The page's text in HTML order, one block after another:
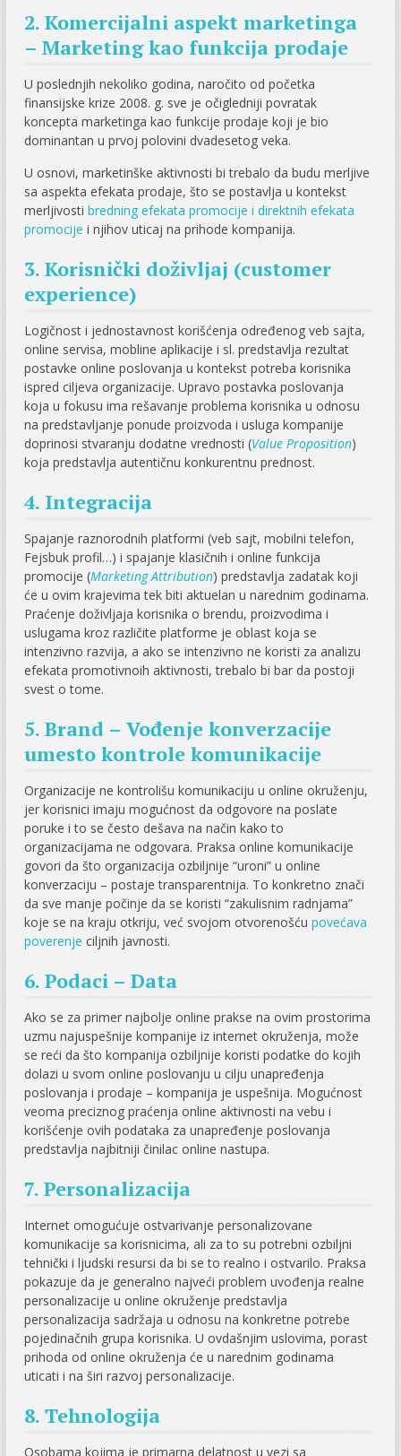
2. Komercijalni aspekt marketinga
– Marketing kao funkcija prodaje
U poslednjih nekoliko godina, naročito od početka
finansijske krize 2008. g. sve je očigledniji povratak
koncepta marketinga kao funkcije prodaje koji je bio
dominantan u prvoj polovini dvadesetog veka.
U osnovi, marketinške aktivnosti bi trebalo da budu merljive
sa aspekta efekata prodaje, što se postavlja u kontekst
merljivostibredning efekata promocije i direktnih efekata
promocije i njihov uticaj na prihode kompanija.
3. Korisnički doživljaj (customer
experience)
Logičnost i jednostavnost korišćenja određenog veb sajta,
online servisa, mobline aplikacije i sl. predstavlja rezultat
postavke online poslovanja u kontekst potreba korisnika
ispred ciljeva organizacije. Upravo postavka poslovanja
koja u fokusu ima rešavanje problema korisnika u odnosu
na predstavljanje ponude proizvoda i usluga kompanije
doprinosi stvaranju dodatne vrednosti (Value Proposition)
koja predstavlja autentičnu konkurentnu prednost.
4. Integracija
Spajanje raznorodnih platformi (veb sajt, mobilni telefon,
Fejsbuk profil…) i spajanje klasičnih i online funkcija
promocije (Marketing Attribution) predstavlja zadatak koji
će u ovim krajevima tek biti aktuelan u narednim godinama.
Praćenje doživljaja korisnika o brendu, proizvodima i
uslugama kroz različite platforme je oblast koja se
intenzivno razvija, a ako se intenzivno ne koristi za analizu
efekata promotivnoih aktivnosti, trebalo bi bar da postoji
svest o tome.
5. Brand – Vođenje konverzacije
umesto kontrole komunikacije
Organizacije ne kontrolišu komunikaciju u online okruženju,
jer korisnici imaju mogućnost da odgovore na poslate
poruke i to se često dešava na način kako to
organizacijama ne odgovara. Praksa online komunikacije
govori da što organizacija ozbiljnije “uroni” u online
konverzaciju – postaje transparentnija. To konkretno znači
da sve manje počinje da se koristi “zakulisnim radnjama”
koje se na kraju otkriju, već svojom otvorenošćupovećava
poverenje ciljnih javnosti.
6. Podaci – Data
Ako se za primer najbolje online prakse na ovim prostorima
uzmu najuspešnije kompanije iz internet okruženja, može
se reći da što kompanija ozbiljnije koristi podatke do kojih
dolazi u svom online poslovanju u cilju unapređenja
poslovanja i prodaje – kompanija je uspešnija. Mogućnost
veoma preciznog praćenja online aktivnosti na vebu i
korišćenje ovih podataka za unapređenje poslovanja
predstavlja najbitniji činilac online nastupa.
7. Personalizacija
Internet omogućuje ostvarivanje personalizovane
komunikacije sa korisnicima, ali za to su potrebni ozbiljni
tehnički i ljudski resursi da bi se to realno i ostvarilo. Praksa
pokazuje da je generalno najveći problem uvođenja realne
personalizacije u online okruženje predstavlja
personalizacija sadržaja u odnosu na konkretne potrebe
pojedinačnih grupa korisnika. U ovdašnjim uslovima, porast
prihoda od online okruženja će u narednim godinama
uticati i na širi razvoj personalizacije.
8. Tehnologija
Osobama kojima je primarna delatnost u vezi sa